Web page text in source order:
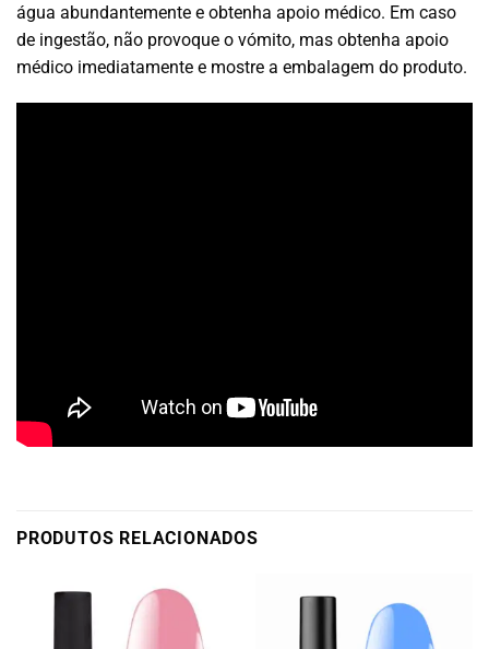
água abundantemente e obtenha apoio médico. Em caso
de ingestão, não provoque o vómito, mas obtenha apoio
médico imediatamente e mostre a embalagem do produto.
PRODUTOS RELACIONADOS